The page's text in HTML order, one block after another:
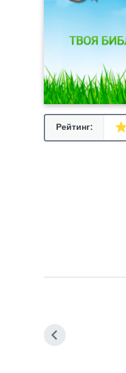
Рейтинг: